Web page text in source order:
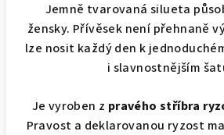
Jemně tvarovaná silueta
žensky. Přívěsek není přehnaně
lze nosit každý den k
i slavnostnějším
Je vyroben z pravého stříbra
Pravost a deklarovanou ryzost